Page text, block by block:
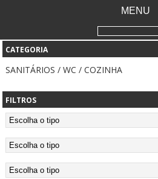
MENU
CATEGORIA
SANITÁRIOS / WC / COZINHA
FILTROS